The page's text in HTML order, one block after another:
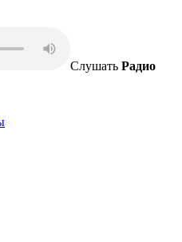
Слушать Радио